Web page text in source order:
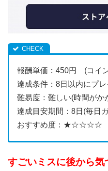
報酬単価：450円 (コイ
達成条件：8日以内にプ
難易度：難しい(時間がか
達成目安期間：8日(毎日
おすすめ度：★☆☆☆☆
すごいミスに後から気